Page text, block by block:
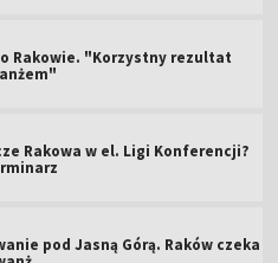
Rakowie. "Korzystny rezultat
Rakowa w el. Ligi Konferencji?
pod Jasną Górą. Raków czeka